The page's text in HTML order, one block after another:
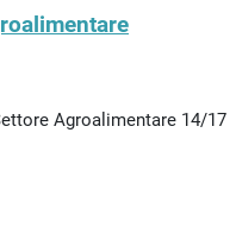
Agroalimentare 14/17